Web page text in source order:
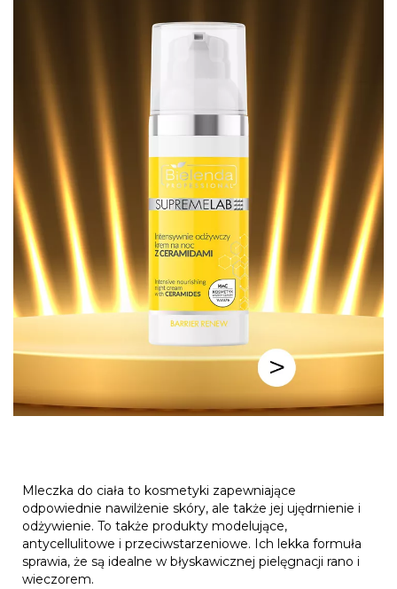
Mleczka do ciała to kosmetyki zapewniające
odpowiednie nawilżenie skóry, ale także jej ujędrnienie i
odżywienie. To także produkty modelujące,
antycellulitowe i przeciwstarzeniowe. Ich lekka formuła
sprawia, że są idealne w błyskawicznej pielęgnacji rano i
wieczorem.